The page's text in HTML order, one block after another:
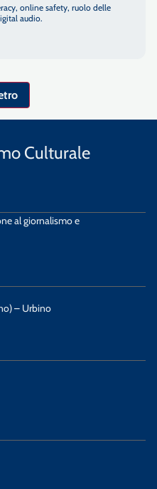
online safety, ruolo delle
audio.
Culturale
al giornalismo e
– Urbino